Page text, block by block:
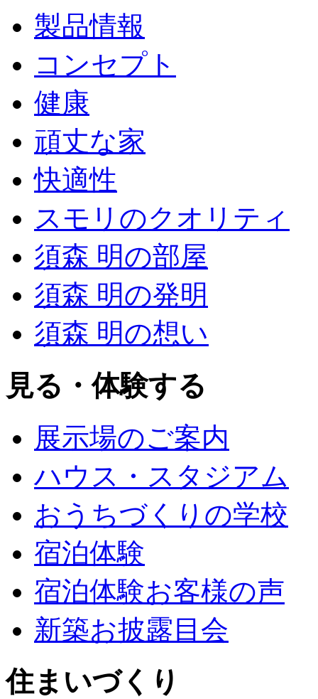
製品情報
コンセプト
健康
頑丈な家
快適性
スモリのクオリティ
須森 明の部屋
須森 明の発明
須森 明の想い
見る・体験する
展示場のご案内
ハウス・スタジアム
おうちづくりの学校
宿泊体験
宿泊体験お客様の声
新築お披露目会
住まいづくり